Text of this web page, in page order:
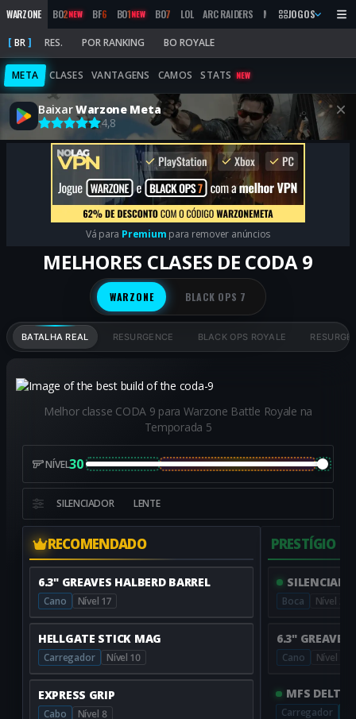
WARZONE BO2NEW BF6 BO1NEW BO7 LOL ARC RAIDERS MW 2019 MARATHON
JOGOS
BR RES. POR RANKING BO ROYALE
META CLASES VANTAGENS CAMOS STATS NEW
BaixarWarzone Meta
4,8
Vá para Premium para remover anúncios
MELHORES CLASES DE CODA 9
WARZONE BLACK OPS 7
BATALHA REAL RESURGENCE BLACK OPS ROYALE
Melhor classe CODA 9 para Warzone Battle Royale na
Temporada 5
NÍVEL30
SILENCIADOR LENTE
RECOMENDADO
6.3" GREAVES HALBERD BARREL
Cano Nível 17
HELLGATE STICK MAG
Carregador Nível 10
EXPRESS GRIP
Cabo Nível 8
PRESTÍGIO
Boca Nível 26
6.3" GREAVES
Cano Nível 17
MFS
Carregador